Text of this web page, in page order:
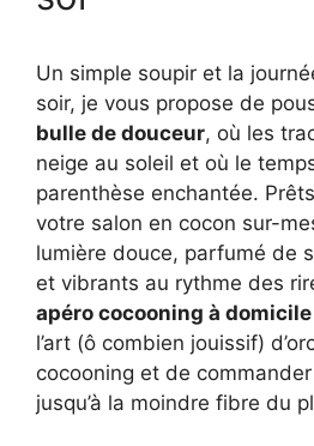
Un simple soupir et la
soir, je vous propose de
bulle de douceur, où les
neige au soleil et où le
parenthèse enchantée.
votre salon en cocon sur-
lumière douce, parfumé de
et vibrants au rythme des
apéro cocooning à domicile
l’art (ô combien jouissif)
cocooning et de
jusqu’à la moindre fibre du